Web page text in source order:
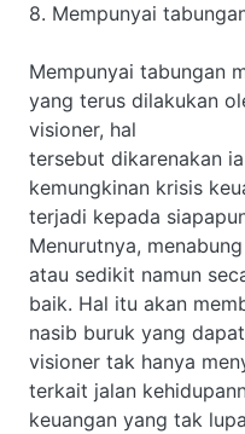
8. Mempunyai
Mempunyai tabungan
yang terus dilakukan
visioner, hal
tersebut dikarenakan
kemungkinan krisis
terjadi kepada
Menurutnya,
atau sedikit namun
baik. Hal itu akan
nasib buruk yang
visioner tak hanya
terkait jalan
keuangan yang tak